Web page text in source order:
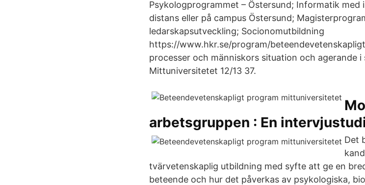
Psykologprogrammet – Östersund; Informatik
distans eller på campus Östersund;
ledarskapsutveckling; Socionomutbildning
https://www.hkr.se/program/
processer och människors situation och agerande i
Mittuniversitetet 12/13 37.
arbetsgruppen : En
Det
tvärvetenskaplig utbildning med syfte att ge en
beteende och hur det påverkas av psykologiska,